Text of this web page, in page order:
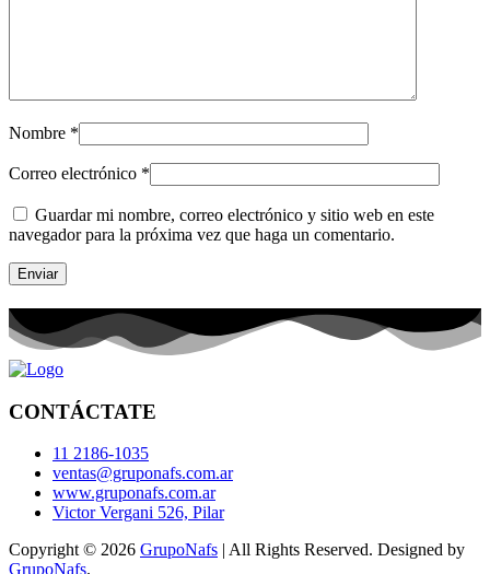
Nombre *
Correo electrónico *
Guardar mi nombre, correo electrónico y sitio web en este
navegador para la próxima vez que haga un comentario.
CONTÁCTATE
11 2186-1035
ventas@gruponafs.com.ar
www.gruponafs.com.ar
Victor Vergani 526, Pilar
Copyright © 2026 GrupoNafs | All Rights Reserved. Designed by
GrupoNafs.